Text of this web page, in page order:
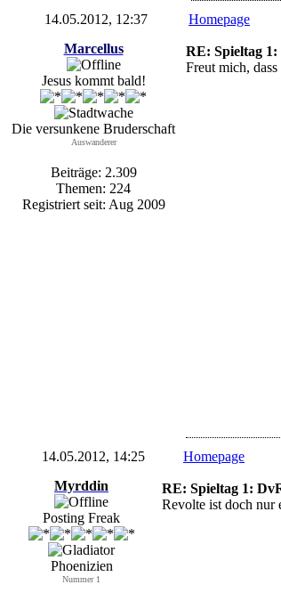
14.05.2012, 12:37
Homepage
Marcellus
Jesus kommt bald!
Die versunkene Bruderschaft
Auswanderer
Beiträge: 2.309
Themen: 224
Registriert seit: Aug 2009
RE: Spieltag 1:
Freut mich,
14.05.2012, 14:25
Homepage
Myrddin
Posting Freak
Phoenizien
Nummer 1
RE: Spieltag 1:
Revolte ist doch nur